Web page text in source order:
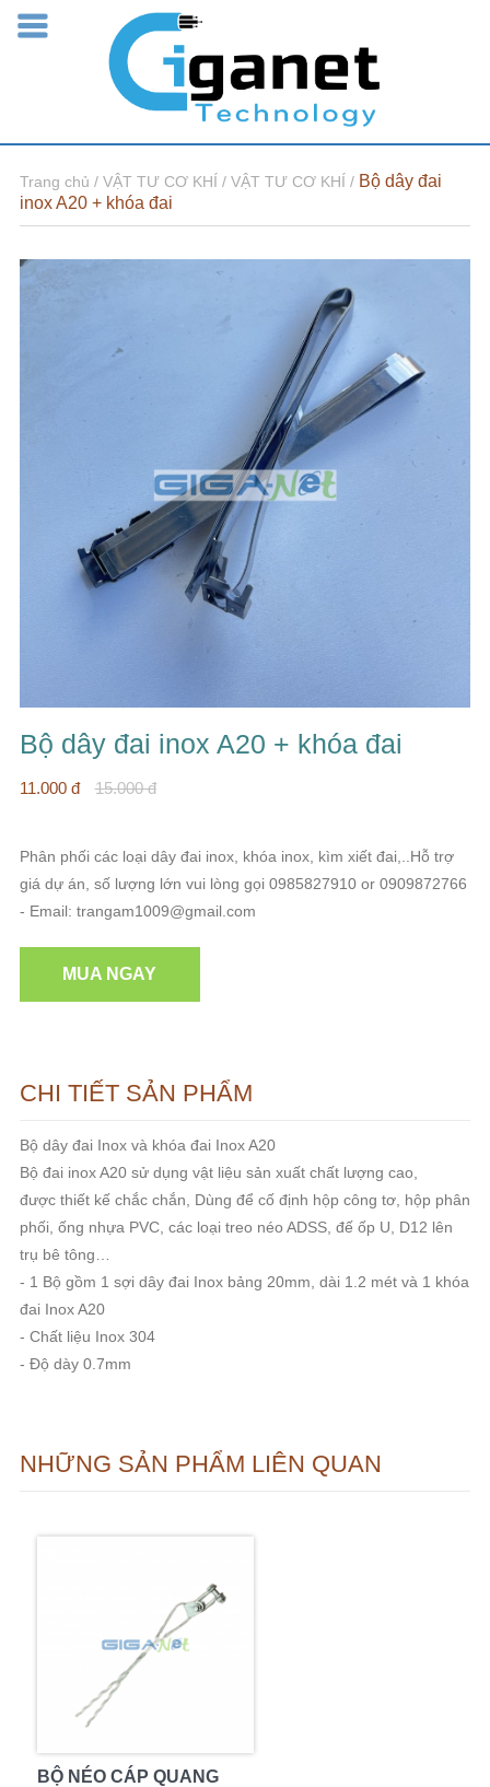
Trang chủ / VẬT TƯ CƠ KHÍ / VẬT TƯ CƠ KHÍ / Bộ dây đai
inox A20 + khóa đai
Bộ dây đai inox A20 + khóa đai
11.000 đ 15.000 đ
Phân phối các loại dây đai inox, khóa inox, kìm xiết đai,..Hỗ trợ
giá dự án, số lượng lớn vui lòng gọi 0985827910 or 0909872766
- Email: trangam1009@gmail.com
MUA NGAY
CHI TIẾT SẢN PHẨM
Bộ dây đai Inox và khóa đai Inox A20
Bộ đai inox A20 sử dụng vật liệu sản xuất chất lượng cao,
được thiết kế chắc chắn, Dùng để cố định hộp công tơ, hộp phân
phối, ống nhựa PVC, các loại treo néo ADSS, đế ốp U, D12 lên
trụ bê tông…
- 1 Bộ gồm 1 sợi dây đai Inox bảng 20mm, dài 1.2 mét và 1 khóa
đai Inox A20
- Chất liệu Inox 304
- Độ dày 0.7mm
NHỮNG SẢN PHẨM LIÊN QUAN
BỘ NÉO CÁP QUANG